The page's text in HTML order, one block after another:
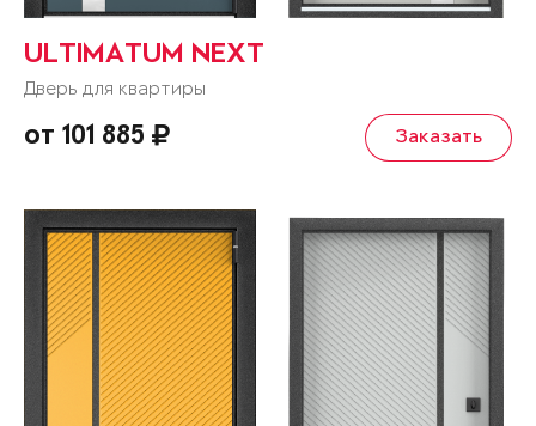
ULTIMATUM NEXT
Дверь для квартиры
от 101 885 Заказать